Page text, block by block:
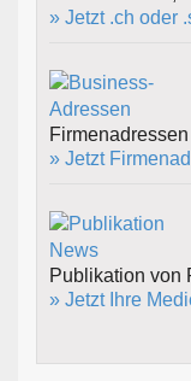
» Jetzt .ch oder
» Jetzt
Publikation von
» Jetzt Ihre